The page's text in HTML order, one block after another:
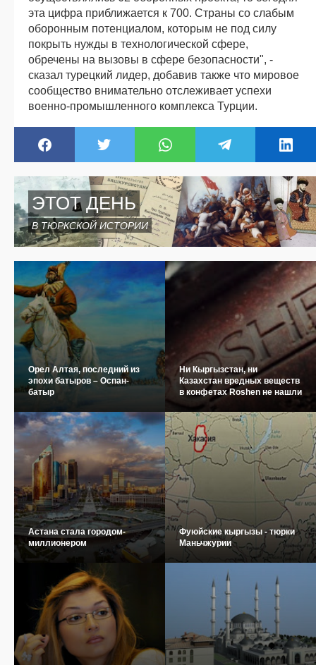
эта цифра приближается к 700. Страны со слабым
оборонным потенциалом, которым не под силу
покрыть нужды в технологической сфере,
обречены на вызовы в сфере безопасности", -
сказал турецкий лидер, добавив также что мировое
сообщество внимательно отслеживает успехи
военно-промышленного комплекса Турции.
ЭТОТ ДЕНЬ
В ТЮРКСКОЙ ИСТОРИИ
Орел Алтая, последний из
эпохи батыров – Оспан-
батыр
Ни Кыргызстан, ни
Казахстан вредных веществ
в конфетах Roshen не нашли
Астана стала городом-
миллионером
Фуюйские кыргызы - тюрки
Маньчжурии